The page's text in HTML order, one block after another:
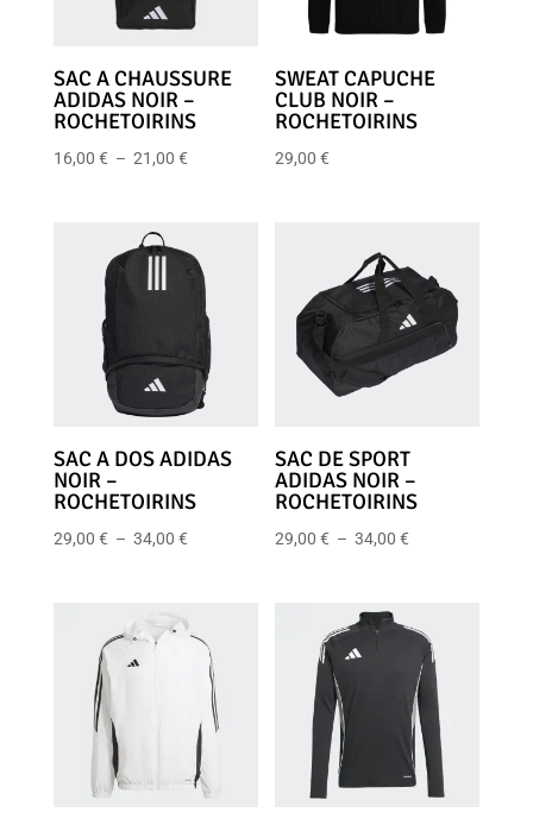
SAC A CHAUSSURE
ADIDAS NOIR –
ROCHETOIRINS
16,00 € – 21,00 €Plage
16,00 €
21,00 €
SWEAT CAPUCHE
CLUB NOIR –
ROCHETOIRINS
29,00€
SAC A DOS ADIDAS
NOIR –
ROCHETOIRINS
29,00 € – 34,00 €Plage
29,00 €
34,00 €
SAC DE SPORT
ADIDAS NOIR –
ROCHETOIRINS
29,00€ – 34,00€
29,00 €
34,00 €